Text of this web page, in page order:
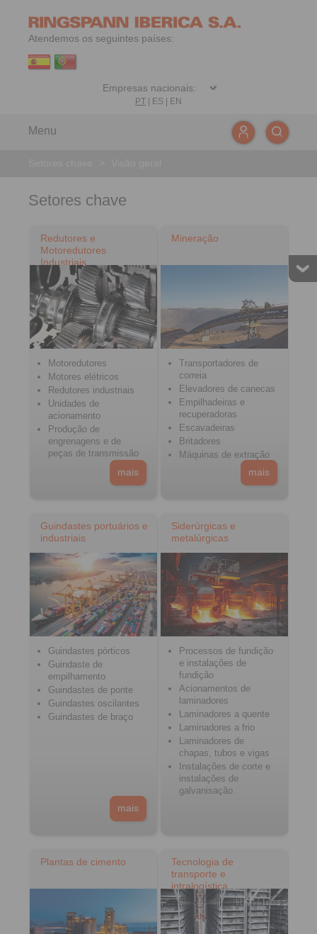
Atendemos os seguintes países:
PT| ES EN
Menu
Setores chave
Redutores e
Motoredutores
Industriais
Motoredutores
Motores elétricos
Redutores industriais
Unidades de
acionamento
Produção de
engrenagens e de
peças de transmissão
mais
Mineração
Transportadores de
correia
Elevadores de canecas
Empilhadeiras e
recuperadoras
Escavadeiras
Britadores
Máquinas de extração
mais
Guindastes portuários e
industriais
Guindastes pórticos
Guindaste de
empilhamento
Guindastes de ponte
Guindastes oscilantes
Guindastes de braço
mais
Siderúrgicas e
metalúrgicas
Processos de fundição
e instalações de
fundição
Acionamentos de
laminadores
Laminadores a quente
Laminadores a frio
Laminadores de
chapas, tubos e vigas
Instalações de corte e
instalações de
galvanisação
Plantas de cimento
Tecnologia de
transporte e
intralogística